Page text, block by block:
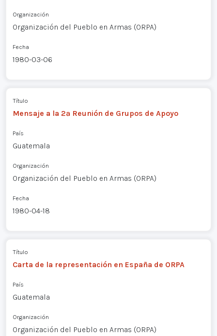
Organización
Organización del Pueblo en Armas (ORPA)
Fecha
1980-03-06
Título
Mensaje a la 2ª Reunión de Grupos de Apoyo
País
Guatemala
Organización
Organización del Pueblo en Armas (ORPA)
Fecha
1980-04-18
Título
Carta de la representación en España de ORPA
País
Guatemala
Organización
Organización del Pueblo en Armas (ORPA)